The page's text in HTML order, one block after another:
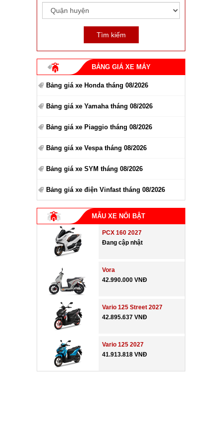
BẢNG GIÁ XE MÁY
Bảng giá xe Honda tháng 08/2026
Bảng giá xe Yamaha tháng 08/2026
Bảng giá xe Piaggio tháng 08/2026
Bảng giá xe Vespa tháng 08/2026
Bảng giá xe SYM tháng 08/2026
Bảng giá xe điện Vinfast tháng 08/2026
MẪU XE NỔI BẬT
PCX 160 2027
Đang cập nhật
Vora
42.990.000 VNĐ
Vario 125 Street 2027
42.895.637 VNĐ
Vario 125 2027
41.913.818 VNĐ